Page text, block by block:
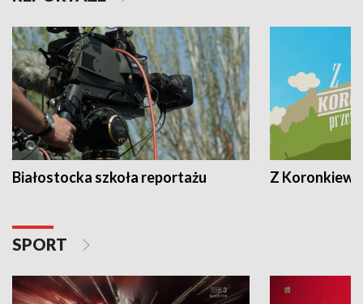
Białostocka szkoła reportażu Z
SPORT